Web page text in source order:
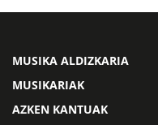
MUSIKA ALDIZKARIA
MUSIKARIAK
AZKEN KANTUAK